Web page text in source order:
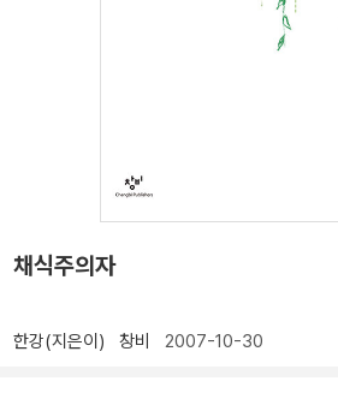
채식주의자
한강(지은이) 창비 2007-10-30